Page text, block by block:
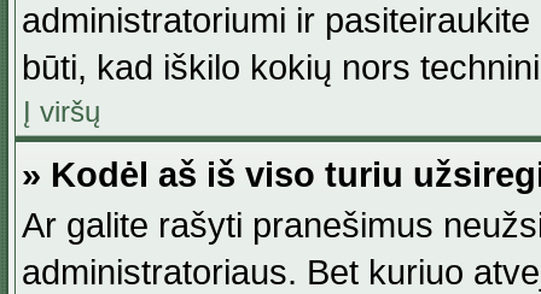
administratoriumi ir
būti, kad iškilo kokių nors
Į viršų
» Kodėl aš iš viso turiu
Ar galite rašyti pranešimus
administratoriaus. Bet kuriuo